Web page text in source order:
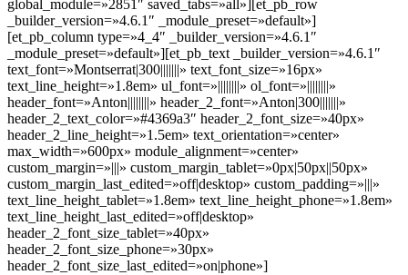
global_module=»2851″ saved_tabs=»all»][et_pb_row
_builder_version=»4.6.1″ _module_preset=»default»]
[et_pb_column type=»4_4″ _builder_version=»4.6.1″
_module_preset=»default»][et_pb_text _builder_version=»4.6.1″
text_font=»Montserrat|300|||||||» text_font_size=»16px»
text_line_height=»1.8em» ul_font=»||||||||» ol_font=»||||||||»
header_font=»Anton||||||||» header_2_font=»Anton|300|||||||»
header_2_text_color=»#4369a3″ header_2_font_size=»40px»
header_2_line_height=»1.5em» text_orientation=»center»
max_width=»600px» module_alignment=»center»
custom_margin=»|||» custom_margin_tablet=»0px|50px||50px»
custom_margin_last_edited=»off|desktop» custom_padding=»|||»
text_line_height_tablet=»1.8em» text_line_height_phone=»1.8em»
text_line_height_last_edited=»off|desktop»
header_2_font_size_tablet=»40px»
header_2_font_size_phone=»30px»
header_2_font_size_last_edited=»on|phone»]